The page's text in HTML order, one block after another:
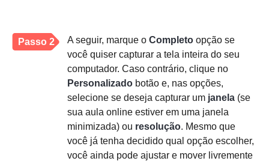
Passo 2 A seguir, marque o Completo opção se
você quiser capturar a tela inteira do seu
computador. Caso contrário, clique no
Personalizado botão e, nas opções,
selecione se deseja capturar um janela (se
sua aula online estiver em uma janela
minimizada) ou resolução. Mesmo que
você já tenha decidido qual opção escolher,
você ainda pode ajustar e mover livremente